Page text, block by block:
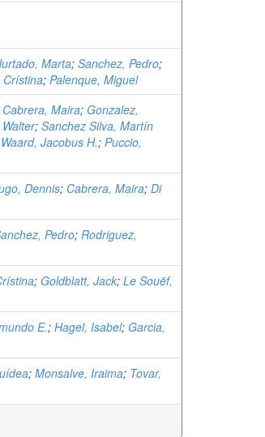
Marta; Sanchez, Pedro;
Crístina; Palenque, Miguel
Cabrera, Maira; Gonzalez,
; Sanchez Silva, Martín
Jacobus H.; Puccio,
Dennis; Cabrera, Maira; Di
Pedro; Rodriguez,
; Goldblatt, Jack; Le Souëf,
E.; Hagel, Isabel; Garcia,
; Monsalve, Iraima; Tovar,